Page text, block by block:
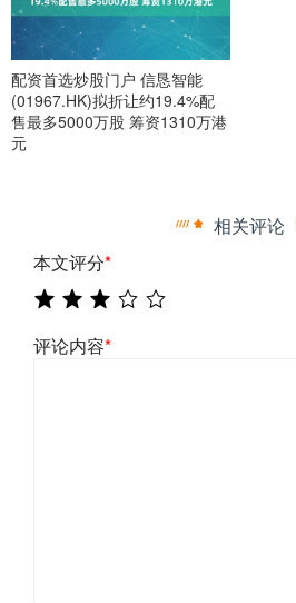
配资首选炒股门户 信恳智能
(01967.HK)拟折让约19.4%配
售最多5000万股 筹资1310万港
元
相关评论
本文评分*
评论内容*